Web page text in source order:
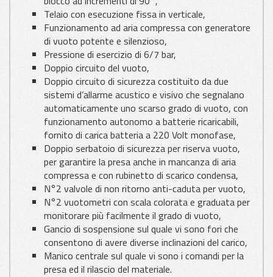
Telaio con esecuzione fissa in verticale,
Funzionamento ad aria compressa con generatore
di vuoto potente e silenzioso,
Pressione di esercizio di 6/7 bar,
Doppio circuito del vuoto,
Doppio circuito di sicurezza costituito da due
sistemi d’allarme acustico e visivo che segnalano
automaticamente uno scarso grado di vuoto, con
funzionamento autonomo a batterie ricaricabili,
fornito di carica batteria a 220 Volt monofase,
Doppio serbatoio di sicurezza per riserva vuoto,
per garantire la presa anche in mancanza di aria
compressa e con rubinetto di scarico condensa,
N°2 valvole di non ritorno anti-caduta per vuoto,
N°2 vuotometri con scala colorata e graduata per
monitorare più facilmente il grado di vuoto,
Gancio di sospensione sul quale vi sono fori che
consentono di avere diverse inclinazioni del carico,
Manico centrale sul quale vi sono i comandi per la
presa ed il rilascio del materiale.